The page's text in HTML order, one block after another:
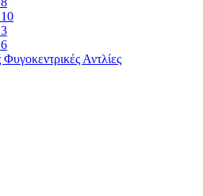
Αντλίες